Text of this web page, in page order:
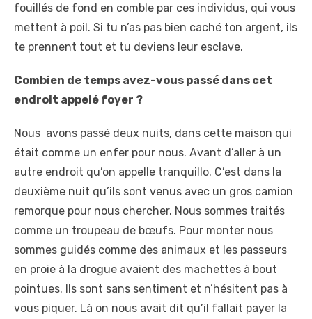
fouillés de fond en comble par ces individus, qui vous
mettent à poil. Si tu n’as pas bien caché ton argent, ils
te prennent tout et tu deviens leur esclave.
Combien de temps avez-vous passé dans cet
endroit appelé foyer ?
Nous avons passé deux nuits, dans cette maison qui
était comme un enfer pour nous. Avant d’aller à un
autre endroit qu’on appelle tranquillo. C’est dans la
deuxième nuit qu’ils sont venus avec un gros camion
remorque pour nous chercher. Nous sommes traités
comme un troupeau de bœufs. Pour monter nous
sommes guidés comme des animaux et les passeurs
en proie à la drogue avaient des machettes à bout
pointues. Ils sont sans sentiment et n’hésitent pas à
vous piquer. Là on nous avait dit qu’il fallait payer la